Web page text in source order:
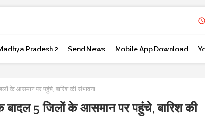
Pradesh 2 Send News Mobile App Download
के आसमान पर पहुंचे, बारिश की संभावना
बादल 5 जिलों के आसमान पर पहुंचे, बारिश की